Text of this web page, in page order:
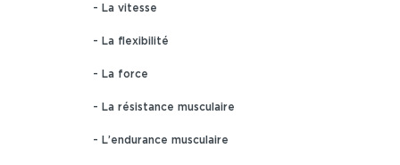
- La vitesse
- La flexibilité
- La force
- La résistance musculaire
- L’endurance musculaire